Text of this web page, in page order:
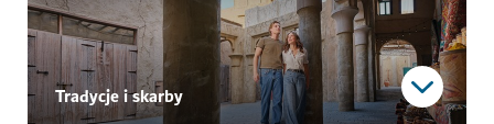
Tradycje i skarby